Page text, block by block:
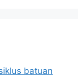
batuan